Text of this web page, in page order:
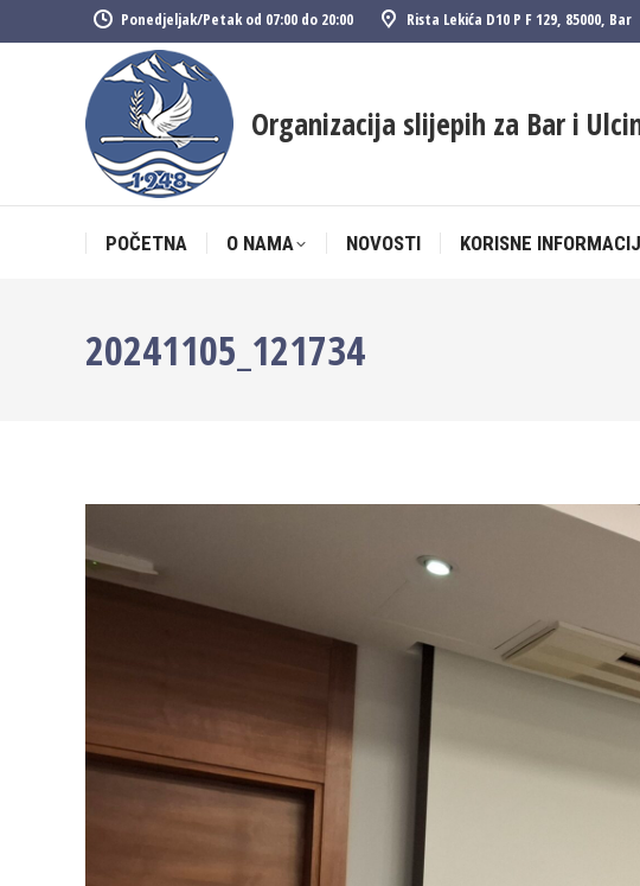
Ponedjeljak/Petak od 07:00 do 20:00 Rista Lekića D10 P F 129, 85000, Bar
Organizacija slijepih za Bar i
POČETNA O NAMA NOVOSTI KORISNE
20241105_121734
POČETNA O NAMA NOVOSTI KORISNE